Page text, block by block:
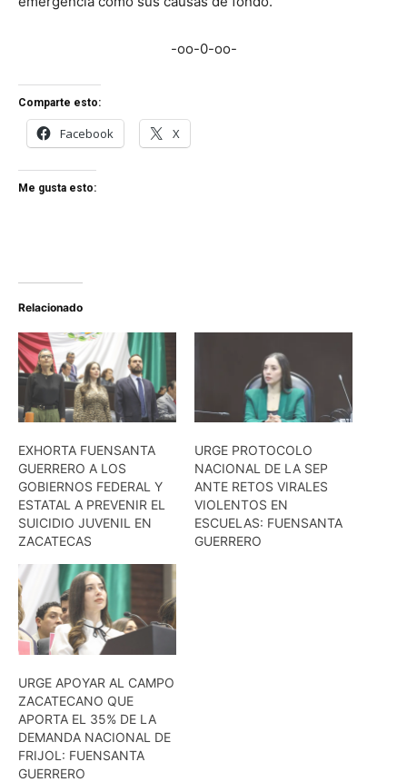
-oo-0-oo-
Comparte esto:
Facebook X
Me gusta esto:
Relacionado
EXHORTA FUENSANTA
GUERRERO A LOS
GOBIERNOS FEDERAL Y
ESTATAL A PREVENIR EL
SUICIDIO JUVENIL EN
ZACATECAS
URGE PROTOCOLO
NACIONAL DE LA SEP
ANTE RETOS VIRALES
VIOLENTOS EN
ESCUELAS: FUENSANTA
GUERRERO
URGE APOYAR AL CAMPO
ZACATECANO QUE
APORTA EL 35% DE LA
DEMANDA NACIONAL DE
FRIJOL: FUENSANTA
GUERRERO